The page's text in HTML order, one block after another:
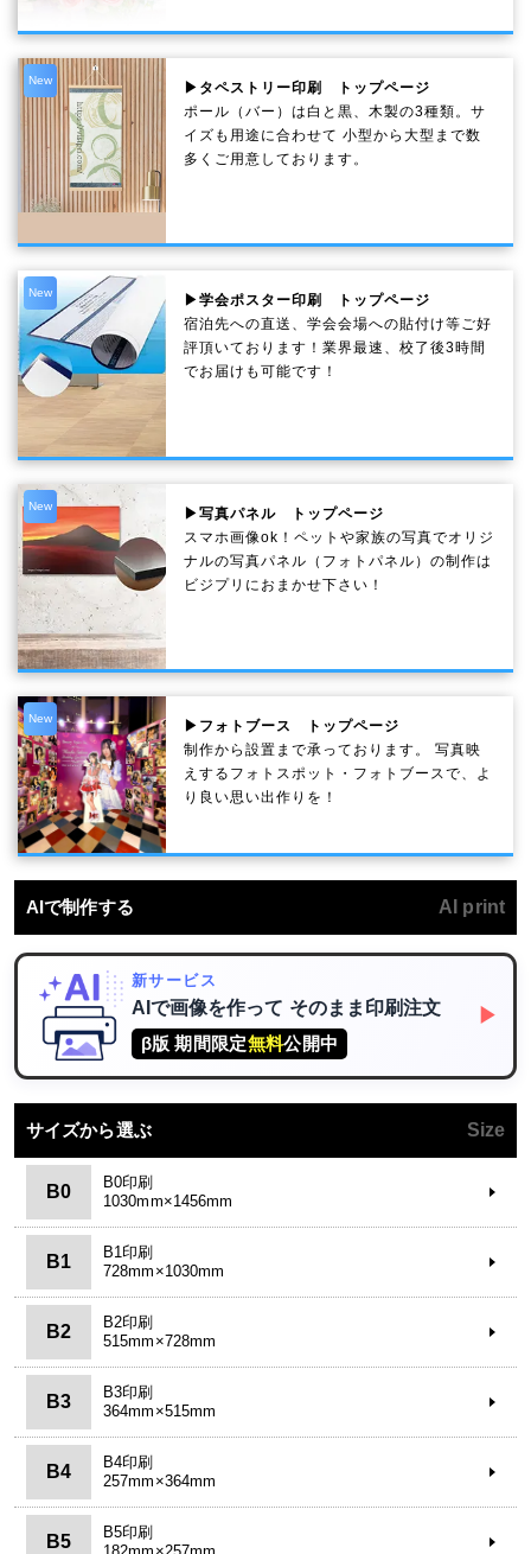
New
▶タペストリー印刷 トップページ
ポール（バー）は白と黒、木製の3種類。サ
イズも用途に合わせて 小型から大型まで数
多くご用意しております。
New
▶学会ポスター印刷 トップページ
宿泊先への直送、学会会場への貼付け等ご好
評頂いております！業界最速、校了後3時間
でお届けも可能です！
New
▶写真パネル トップページ
スマホ画像ok！ペットや家族の写真でオリジ
ナルの写真パネル（フォトパネル）の制作は
ビジプリにおまかせ下さい！
New
▶フォトブース トップページ
制作から設置まで承っております。 写真映
えするフォトスポット・フォトブースで、よ
り良い思い出作りを！
AIで制作する AI print
新サービス
AIで画像を作って そのまま印刷注文
β版 期間限定無料公開中
▶
サイズから選ぶ Size
B0
B0印刷
1030mm×1456mm
B1
B1印刷
728mm×1030mm
B2
B2印刷
515mm×728mm
B3
B3印刷
364mm×515mm
B4
B4印刷
257mm×364mm
B5
B5印刷